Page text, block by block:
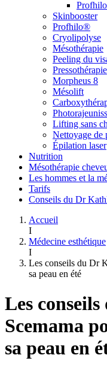
Skinbooster
Profhilo®
Cryolipolyse
Mésothérapie
Peeling du
Pressothérapie
Morpheus 8
Mésolift
Lifting sans
Nettoyage de
Épilation laser
Nutrition
Mésothérapie
Les hommes et la
Tarifs
Conseils du Dr
Accueil
I
Médecine esthétique
I
Les conseils du Dr
sa peau en été
Les
Scemama
sa peau en